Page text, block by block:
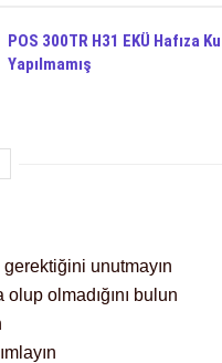
POS 300TR H31 EKÜ Hafıza
Yapılmamış
gerektiğini unutmayın
olmadığını bulun